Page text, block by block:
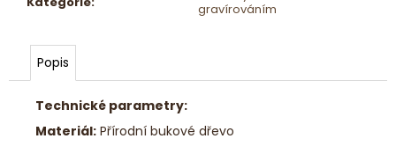
gravírováním
Popis
Technické parametry:
Materiál: Přírodní bukové dřevo